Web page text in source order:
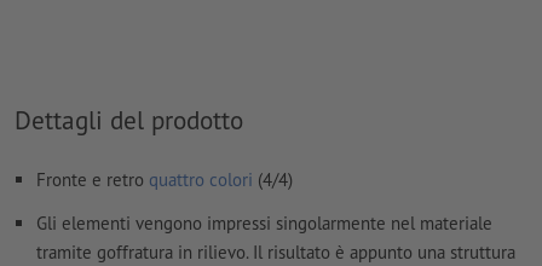
I commentivengono cancellati e non stampati
I contenuti deicampi modulovengono stampati
Come si creano correttamente i dati di stampa?
Dettagli del prodotto
Fronte e retro quattro colori (4/4)
Gli elementi vengono impressi singolarmente nel materiale
tramite goffratura in rilievo. Il risultato è appunto una struttura